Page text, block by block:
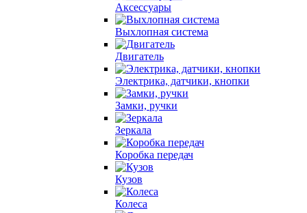
Аксессуары
Выхлопная система
Двигатель
Электрика, датчики, кнопки
Замки, ручки
Зеркала
Коробка передач
Кузов
Колеса